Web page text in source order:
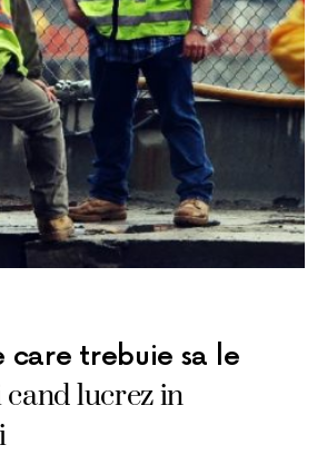
care trebuie sa le
lucrez in